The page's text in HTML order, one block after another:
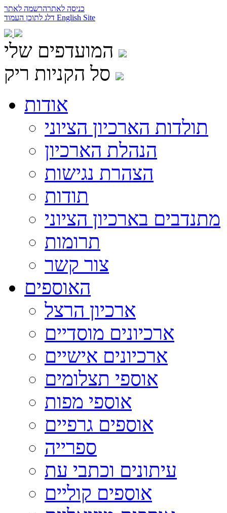
כניסה לאתרהרשמה לאתר
English Site
המועדפים שלי
סל הקניות ריק
אודות
תולדות הארכיון הציוני
הנהלת הארכיון
הצהרת נגישות
תודות
מתנדבים בארכיון הציוני
תרומות
צור קשר
האוספים
ארכיון הרצל
ארכיונים מוסדיים
ארכיונים אישיים
אוספי תצלומים
אוספי מפות
אוספים גרפיים
ספרייה
עיתונים וכתבי עת
אוספים קוליים